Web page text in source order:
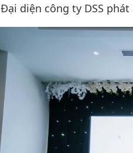
Đại diện công ty DSS